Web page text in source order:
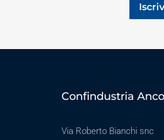
Confindustria
Via Roberto Bianchi snc